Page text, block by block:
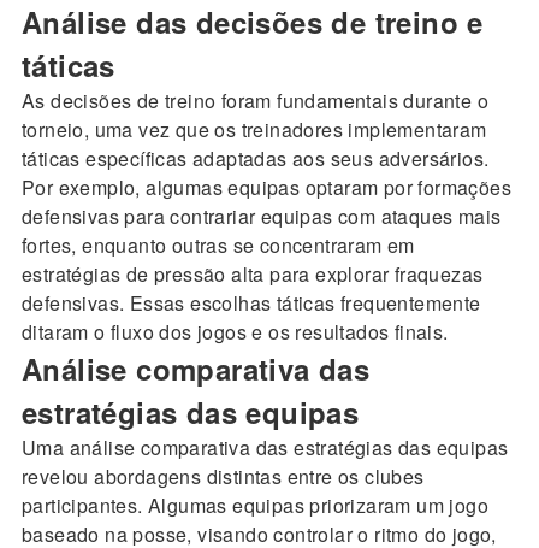
Análise das decisões de treino e
táticas
As decisões de treino foram fundamentais durante o
torneio, uma vez que os treinadores implementaram
táticas específicas adaptadas aos seus adversários.
Por exemplo, algumas equipas optaram por formações
defensivas para contrariar equipas com ataques mais
fortes, enquanto outras se concentraram em
estratégias de pressão alta para explorar fraquezas
defensivas. Essas escolhas táticas frequentemente
ditaram o fluxo dos jogos e os resultados finais.
Análise comparativa das
estratégias das equipas
Uma análise comparativa das estratégias das equipas
revelou abordagens distintas entre os clubes
participantes. Algumas equipas priorizaram um jogo
baseado na posse, visando controlar o ritmo do jogo,